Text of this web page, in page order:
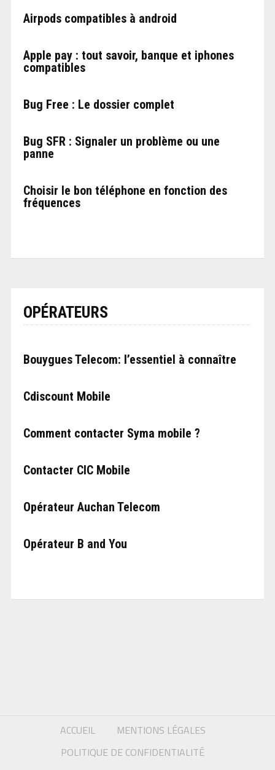
Airpods compatibles à android
Apple pay : tout savoir, banque et iphones
compatibles
Bug Free : Le dossier complet
Bug SFR : Signaler un problème ou une
panne
Choisir le bon téléphone en fonction des
fréquences
OPÉRATEURS
Bouygues Telecom: l’essentiel à connaître
Cdiscount Mobile
Comment contacter Syma mobile ?
Contacter CIC Mobile
Opérateur Auchan Telecom
Opérateur B and You
ACCUEIL
MENTIONS LÉGALES
POLITIQUE DE CONFIDENTIALITÉ